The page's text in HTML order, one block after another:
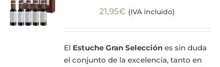
21,95€ (IVA incluido)
El Estuche Gran Selección es sin duda
el conjunto de la excelencia, tanto en